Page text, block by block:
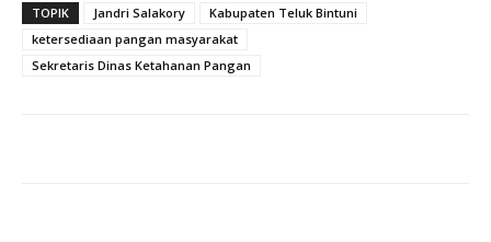
TOPIK Jandri Salakory
Kabupaten Teluk Bintuni
ketersediaan pangan masyarakat
Sekretaris Dinas Ketahanan Pangan